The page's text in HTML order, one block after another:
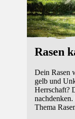
Rasen
Dein Rasen
gelb und
Herrschaft?
Thema